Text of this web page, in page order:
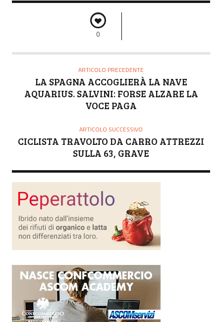
0
ARTICOLO PRECEDENTE
LA SPAGNA ACCOGLIERÀ LA NAVE
AQUARIUS. SALVINI: FORSE ALZARE LA
VOCE PAGA
ARTICOLO SUCCESSIVO
CICLISTA TRAVOLTO DA CARRO ATTREZZI
SULLA 63, GRAVE